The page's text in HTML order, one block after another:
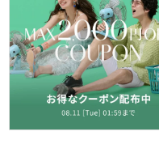
文房具
ペット用品
福袋・ギフト・その他